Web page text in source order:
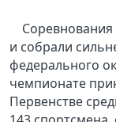
и собрали
федерального
чемпионате
Первенстве